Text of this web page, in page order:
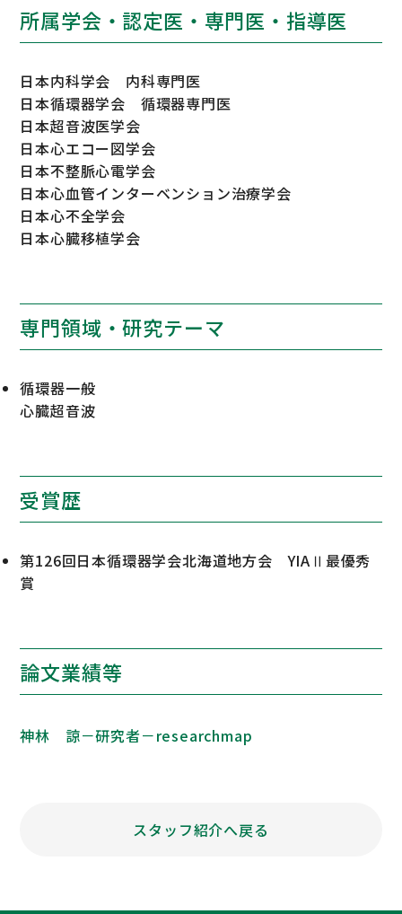
所属学会・認定医・専門医・指導医
日本内科学会 内科専門医
日本循環器学会 循環器専門医
日本超音波医学会
日本心エコー図学会
日本不整脈心電学会
日本心血管インターベンション治療学会
日本心不全学会
日本心臓移植学会
専門領域・研究テーマ
循環器一般
心臓超音波
受賞歴
第126回日本循環器学会北海道地方会 YIAⅡ最優秀
賞
論文業績等
神林 諒－研究者－researchmap
スタッフ紹介へ戻る